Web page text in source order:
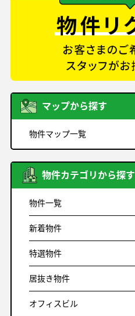
マップから探す
物件マップ一覧
物件カテゴリから探す
物件一覧
新着物件
特選物件
居抜き物件
オフィスビル